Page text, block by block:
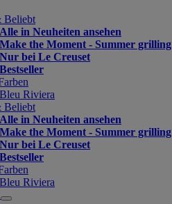
Beliebt
Alle in Neuheiten ansehen
Make the Moment - Summer grilling
Nur bei Le Creuset
Bestseller
Bleu Riviera
Beliebt
Alle in Neuheiten ansehen
Make the Moment - Summer grilling
Nur bei Le Creuset
Bestseller
Bleu Riviera